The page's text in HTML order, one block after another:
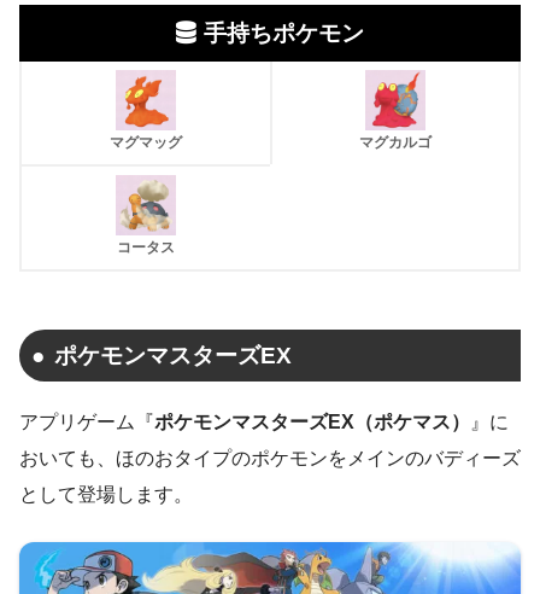
手持ちポケモン
マグマッグ マグカルゴ
コータス
ポケモンマスターズEX
アプリゲーム『ポケモンマスターズEX（ポケマス）
』に
おいても、ほのおタイプのポケモンをメインのバディーズ
として登場します。